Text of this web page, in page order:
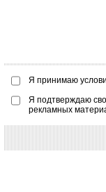
Я принимаю
Я подтверждаю
рекламных